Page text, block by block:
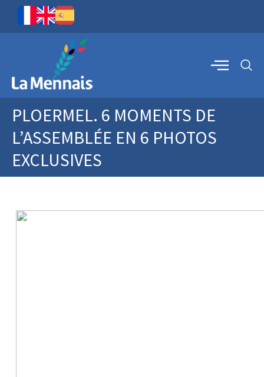
PLOERMEL. 6 MOMENTS DE
L’ASSEMBLÉE EN 6 PHOTOS
EXCLUSIVES